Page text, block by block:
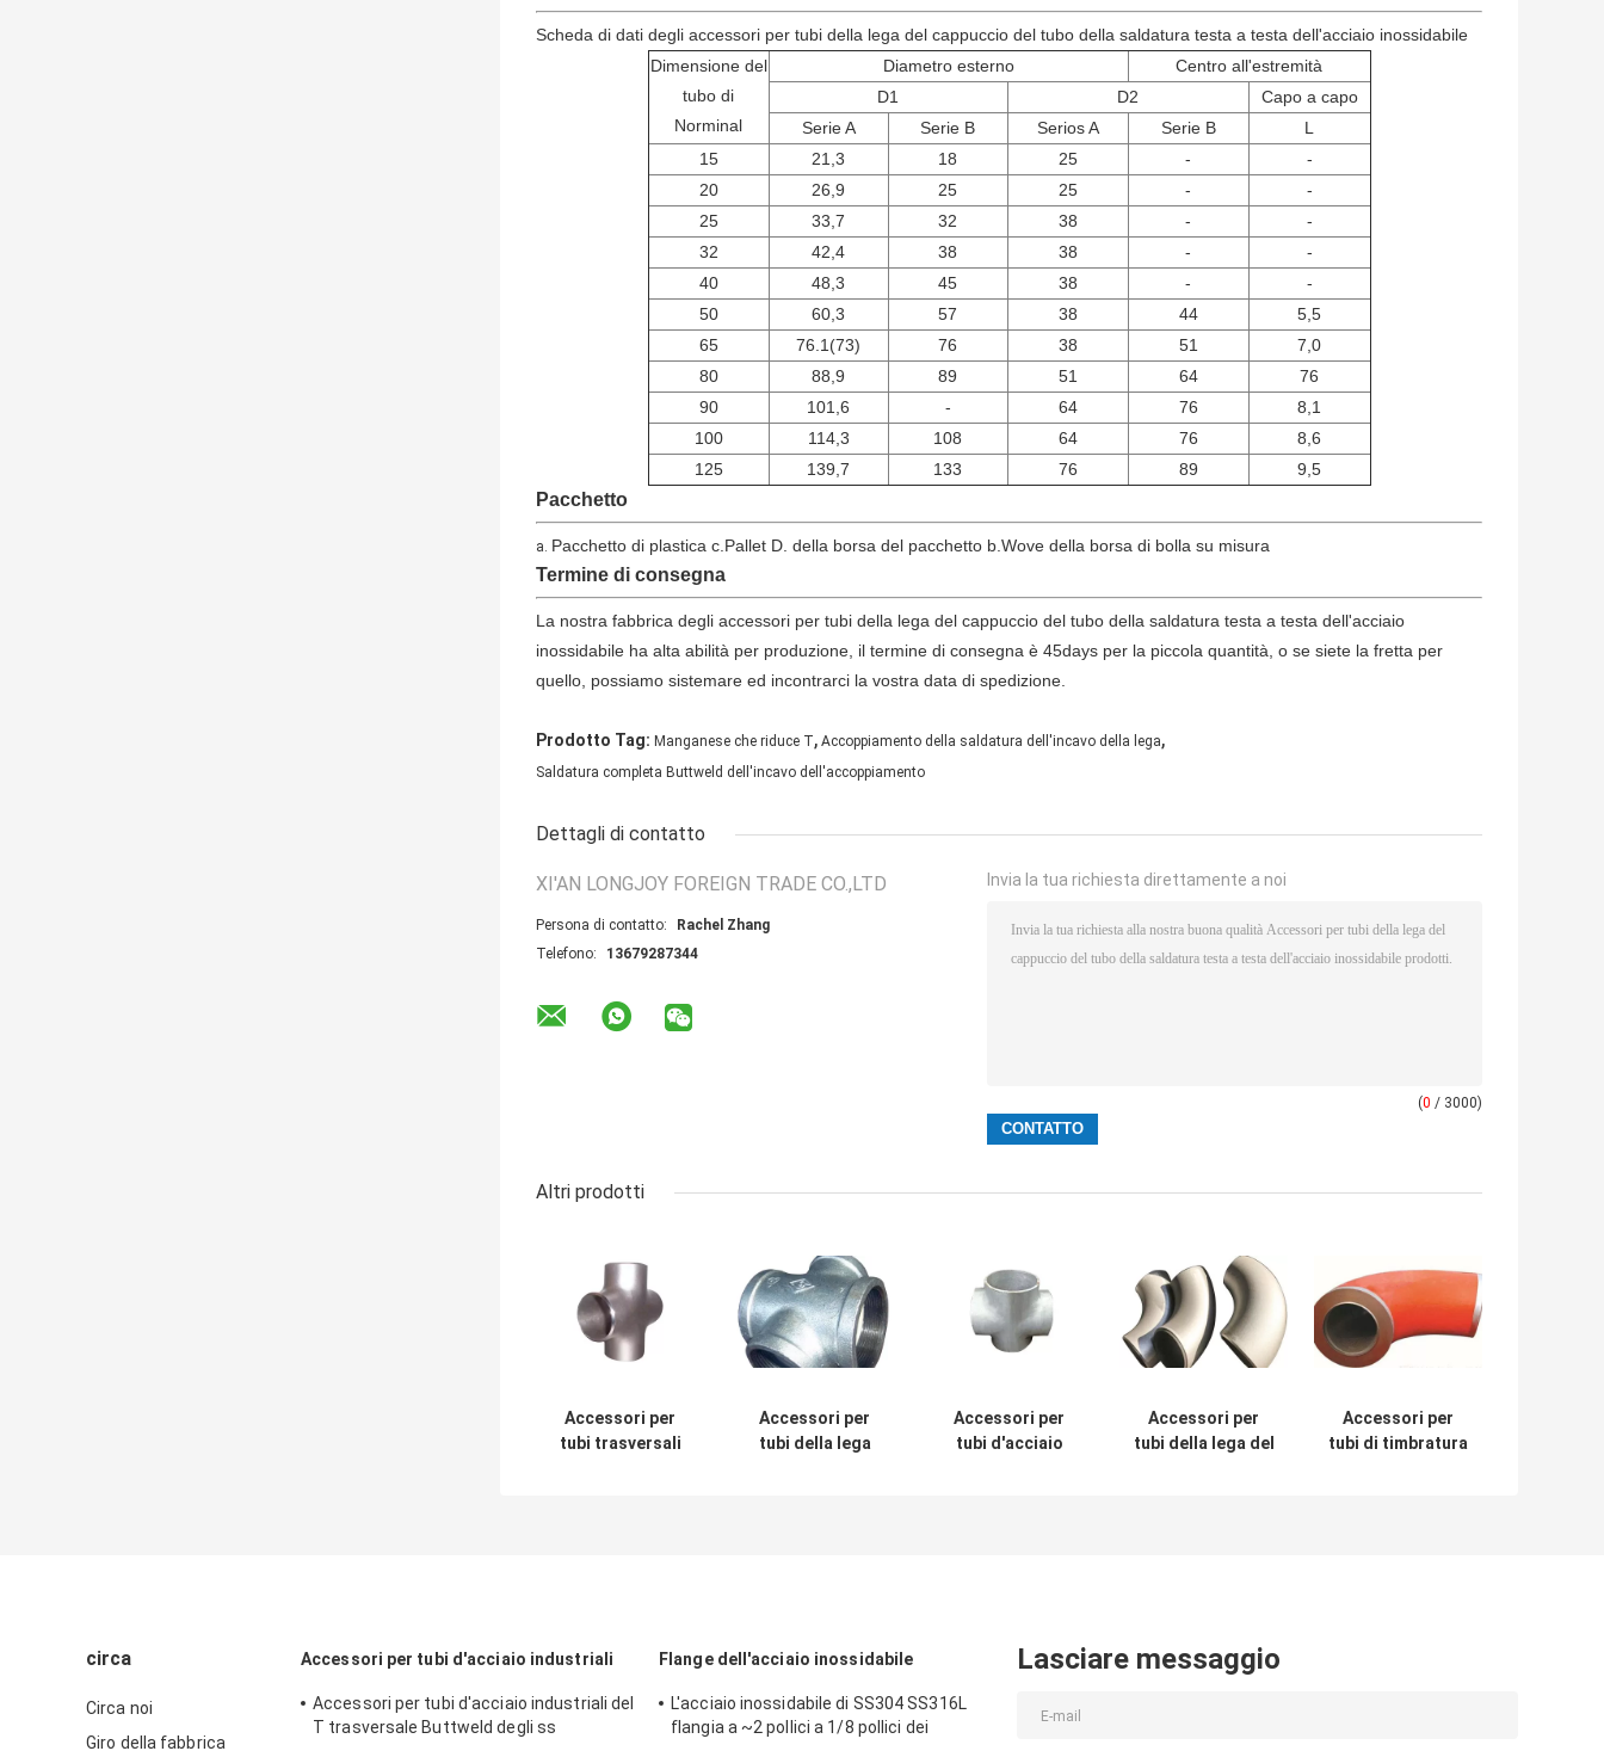
Scheda di dati degli accessori per tubi della lega del cappuccio del tubo della saldatura testa a testa dell'acciaio inossidabile
Dimensione del
tubo di
Norminal
Diametro esterno
Centro all'estremità
D1
D2
Capo a capo
Serie A
Serie B Serios A Serie B
L
15
21,3 18 25 -
-
20
26,9 25 25 -
-
25
33,7 32 38 -
-
32
42,4 38 38 -
-
40
48,3 45 38 -
-
50
60,3 57 38 44
5,5
65
76.1(73) 76 38 51
7,0
80
88,9 89 51 64
76
90
101,6 - 64 76
8,1
100
114,3 108 64 76
8,6
125
139,7 133 76 89 9,5
Pacchetto
a. Pacchetto di plastica c.Pallet D. della borsa del pacchetto b.Wove della borsa di bolla su misura
Termine di consegna
La nostra fabbrica degli accessori per tubi della lega del cappuccio del tubo della saldatura testa a testa dell'acciaio
inossidabile ha alta abilità per produzione, il termine di consegna è 45days per la piccola quantità, o se siete la fretta per
quello, possiamo sistemare ed incontrarci la vostra data di spedizione.
Prodotto Tag: Manganese che riduce T, Accoppiamento della saldatura dell'incavo della lega,
Saldatura completa Buttweld dell'incavo dell'accoppiamento
Dettagli di contatto
XI'AN LONGJOY FOREIGN TRADE CO.,LTD
Persona di contatto:
Rachel Zhang
Telefono:
13679287344
Invia la tua richiesta direttamente a noi
(0 / 3000)
Altri prodotti
Accessori per
tubi trasversali
Accessori per
tubi della lega
Accessori per
tubi d'acciaio
Accessori per
tubi della lega del
Accessori per
tubi di timbratura
circa
Circa noi
Giro della fabbrica
Accessori per tubi d'acciaio industriali
Accessori per tubi d'acciaio industriali del
T trasversale Buttweld degli ss
Flange dell'acciaio inossidabile
L'acciaio inossidabile di SS304 SS316L
flangia a ~2 pollici a 1/8 pollici dei
Lasciare messaggio